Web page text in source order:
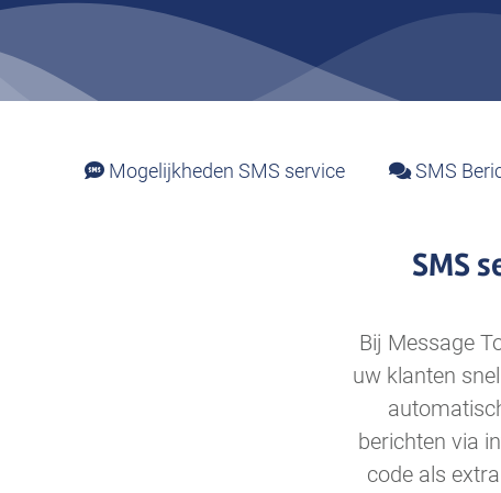
Mogelijkheden SMS service SMS
SMS
Bij Message
uw klanten
berichten via
code als